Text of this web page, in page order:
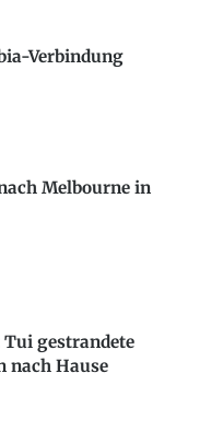
Verbindung
Melbourne in
gestrandete
nach Hause